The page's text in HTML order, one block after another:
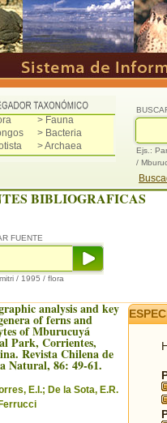
> Fauna
> Bacteria
> Archaea
Ejs.:
/
BIBLIOGRAFICAS
FUENTE
/ 1995 / flora
analysis and key
of ferns and
of Mburucuyá
Park, Corrientes,
Revista Chilena de
Natural, 86: 49-61.
E.I.; De la Sota, E.R.